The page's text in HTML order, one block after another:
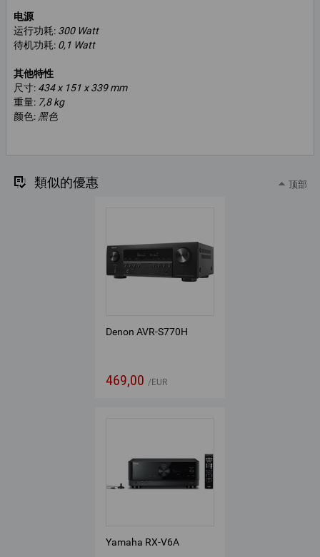
电源
运行功耗: 300 Watt
待机功耗: 0,1 Watt
其他特性
尺寸: 434 x 151 x 339 mm
重量: 7,8 kg
颜色: 黑色
類似的優惠 顶部
Denon AVR-S770H
469,00 EUR
Yamaha RX-V6A